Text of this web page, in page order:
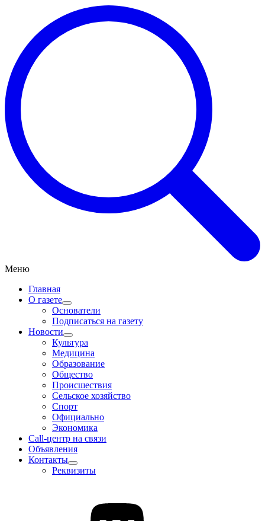
Меню
Главная
О газете
Основатели
Подписаться на газету
Новости
Культура
Медицина
Образование
Общество
Происшествия
Сельское хозяйство
Спорт
Официально
Экономика
Call-центр на связи
Объявления
Контакты
Реквизиты